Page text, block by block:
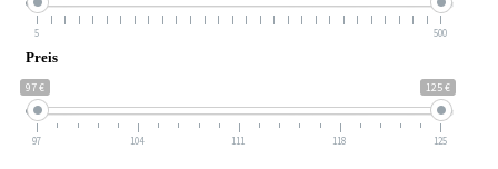
5 500
Preis
97 € 125 €
97 104 111 118 125